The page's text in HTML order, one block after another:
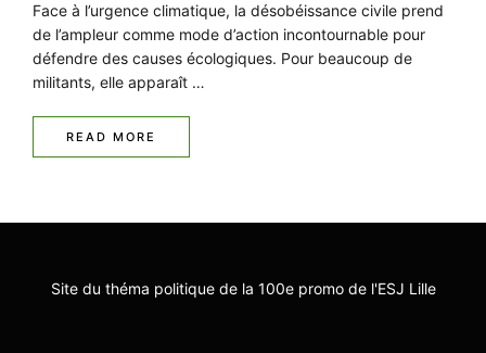
Face à l’urgence climatique, la désobéissance civile prend
de l’ampleur comme mode d’action incontournable pour
défendre des causes écologiques. Pour beaucoup de
militants, elle apparaît …
READ MORE
Site du théma politique de la 100e promo de l'ESJ Lille